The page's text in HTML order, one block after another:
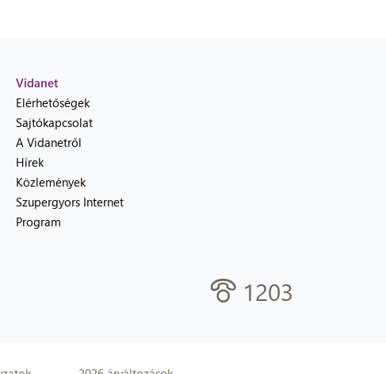
Vidanet
Elérhetőségek
Sajtókapcsolat
A Vidanetről
Hírek
Közlemények
Szupergyors Internet
Program
1203